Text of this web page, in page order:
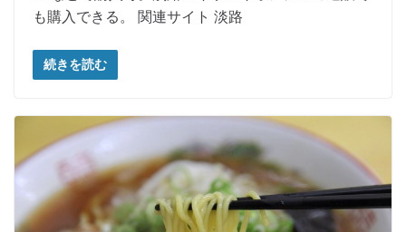
も購入できる。 関連サイト 淡路
続きを読む